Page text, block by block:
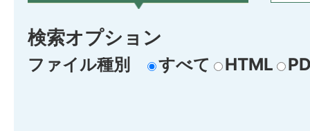
検索オプション
ファイル種別 すべて HTML